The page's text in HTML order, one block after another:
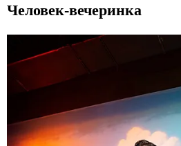
Человек-вечеринка